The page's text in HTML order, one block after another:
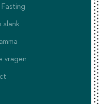
slank
vragen